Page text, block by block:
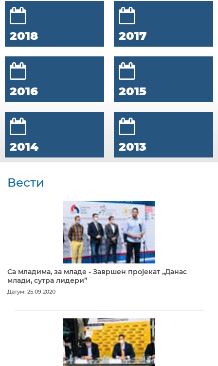
2018 2017
2016 2015
2014 2013
Вести
Са младима, за младе - Завршен пројекат „Данас
млади, сутра лидери”
Датум: 25.09.2020